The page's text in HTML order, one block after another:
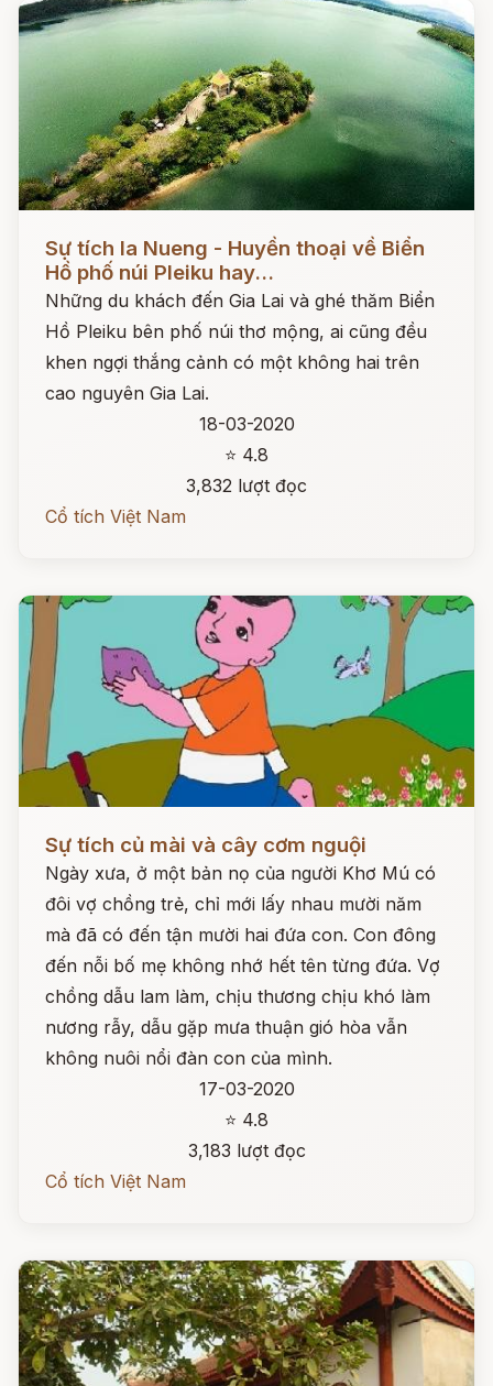
Sự tích Ia Nueng - Huyền thoại về Biển
Hồ phố núi Pleiku hay...
Những du khách đến Gia Lai và ghé thăm Biển
Hồ Pleiku bên phố núi thơ mộng, ai cũng đều
khen ngợi thắng cảnh có một không hai trên
cao nguyên Gia Lai.
18-03-2020
⭐ 4.8
3,832 lượt đọc
Cổ tích Việt Nam
Sự tích củ mài và cây cơm nguội
Ngày xưa, ở một bản nọ của người Khơ Mú có
đôi vợ chồng trẻ, chỉ mới lấy nhau mười năm
mà đã có đến tận mười hai đứa con. Con đông
đến nỗi bố mẹ không nhớ hết tên từng đứa. Vợ
chồng dẫu lam làm, chịu thương chịu khó làm
nương rẫy, dẫu gặp mưa thuận gió hòa vẫn
không nuôi nổi đàn con của mình.
17-03-2020
⭐ 4.8
3,183 lượt đọc
Cổ tích Việt Nam